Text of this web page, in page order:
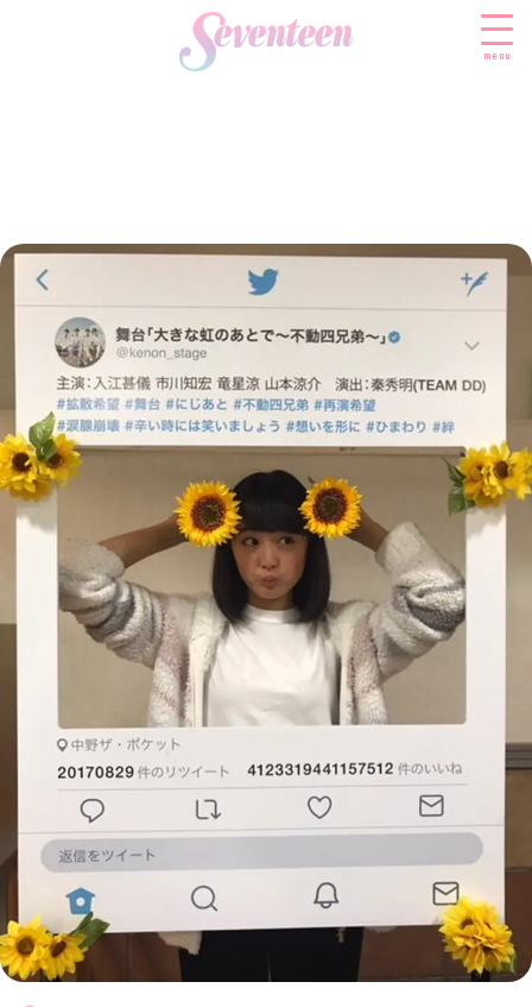
menu
FASHION
ファッションニュース
モデル私服
着回し
着痩せ
BEAUTY
ビューティニュース
トレンドメイク
ベストコスメ
ヘアアレンジ・ヘアケア
スキンケア
SCHOOL
スクールニュース
制服コーデ
学校ヘアメイク
勉強・受験・進路
ENTERTAINMENT
エンタメニュース
なにわ男子
K-POP
LIFESTYLE
ライフスタイルニュース
JKランキング・アワード
モデルの購入品
おでかけ
お悩み相談
JK TREND
JKトレンドニュース
MODELS
MODEL'S BLOG
TikTok
Instagram
YouTube
FORTUNE
ゲッターズ飯田
MISS SEVENTEEN
ミスセブンティーンニュース
MAGAZINE
バックナンバー
INFORMATION
Seventeenについて